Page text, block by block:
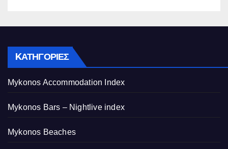
KΑΤΗΓΟΡΊΕΣ
Mykonos Accommodation Index
Mykonos Bars – Nightlive index
Mykonos Beaches